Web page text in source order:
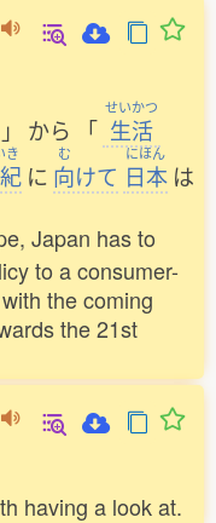
」 から 「
せいかつ
生活
き
に
む
向けて
にほん
日本 は
Japan has to
to a consumer-
the coming
the 21st
having a look at.